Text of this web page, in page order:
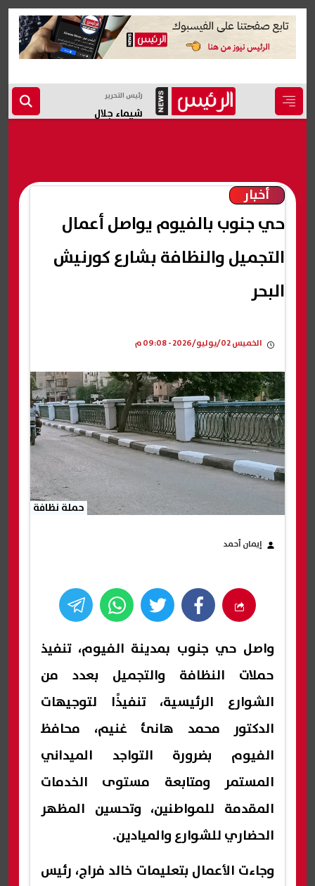
رئيس التحرير
شيماء جلال
أخبار
حي جنوب بالفيوم يواصل أعمال
التجميل والنظافة بشارع كورنيش
البحر
الخميس 02/يوليو/2026 - 09:08 م
حملة نظافة
إيمان أحمد
واصل حي جنوب بمدينة الفيوم، تنفيذ
حملات النظافة والتجميل بعدد من
الشوارع الرئيسية، تنفيذًا لتوجيهات
الدكتور محمد هانئ غنيم، محافظ
الفيوم بضرورة التواجد الميداني
المستمر ومتابعة مستوى الخدمات
المقدمة للمواطنين، وتحسين المظهر
الحضاري للشوارع والميادين.
وجاءت الأعمال بتعليمات خالد فراج، رئيس